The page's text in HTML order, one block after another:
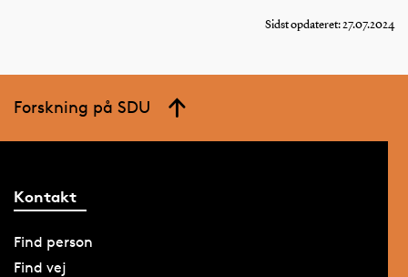
Sidst opdateret: 27.07.2024
Forskning på SDU
Kontakt
Find person
Find vej